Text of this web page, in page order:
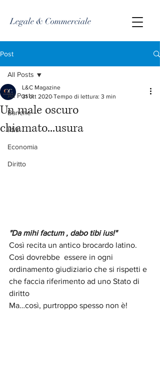
Legale & Commerciale
Post
All Posts
Banche
PMI
Economia
Diritto
All Posts
Un male oscuro
chiamato...usura
L&C Magazine
31 ott 2020 Tempo di lettura: 3 min
"Da mihi factum , dabo tibi ius!"
Così recita un antico brocardo latino.
Così dovrebbe  essere in ogni
ordinamento giudiziario che si rispetti e
che faccia riferimento ad uno Stato di
diritto
Ma…così, purtroppo spesso non è!